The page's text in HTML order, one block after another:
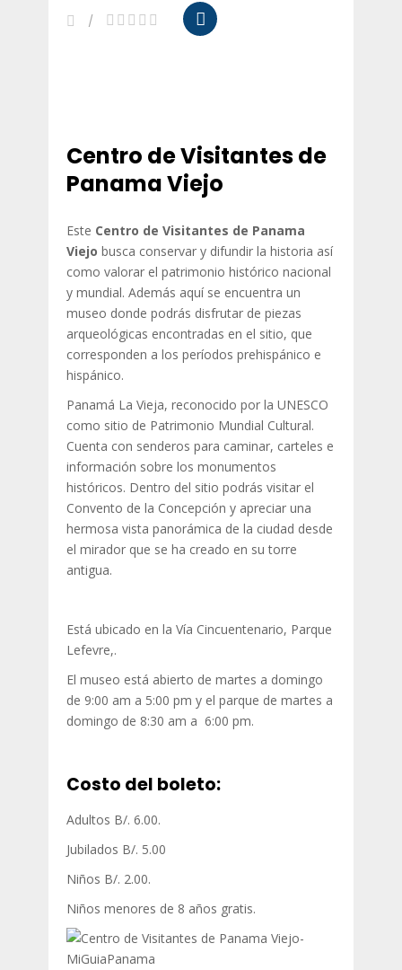
Centro de Visitantes de
Panama Viejo
Este Centro de Visitantes de Panama
Viejo busca conservar y difundir la historia así
como valorar el patrimonio histórico nacional
y mundial. Además aquí se encuentra un
museo donde podrás disfrutar de piezas
arqueológicas encontradas en el sitio, que
corresponden a los períodos prehispánico e
hispánico.
Panamá La Vieja, reconocido por la UNESCO
como sitio de Patrimonio Mundial Cultural.
Cuenta con senderos para caminar, carteles e
información sobre los monumentos
históricos. Dentro del sitio podrás visitar el
Convento de la Concepción y apreciar una
hermosa vista panorámica de la ciudad desde
el mirador que se ha creado en su torre
antigua.
Está ubicado en la Vía Cincuentenario, Parque
Lefevre,.
El museo está abierto de martes a domingo
de 9:00 am a 5:00 pm y el parque de martes a
domingo de 8:30 am a 6:00 pm.
Costo del boleto:
Adultos B/. 6.00.
Jubilados B/. 5.00
Niños B/. 2.00.
Niños menores de 8 años gratis.